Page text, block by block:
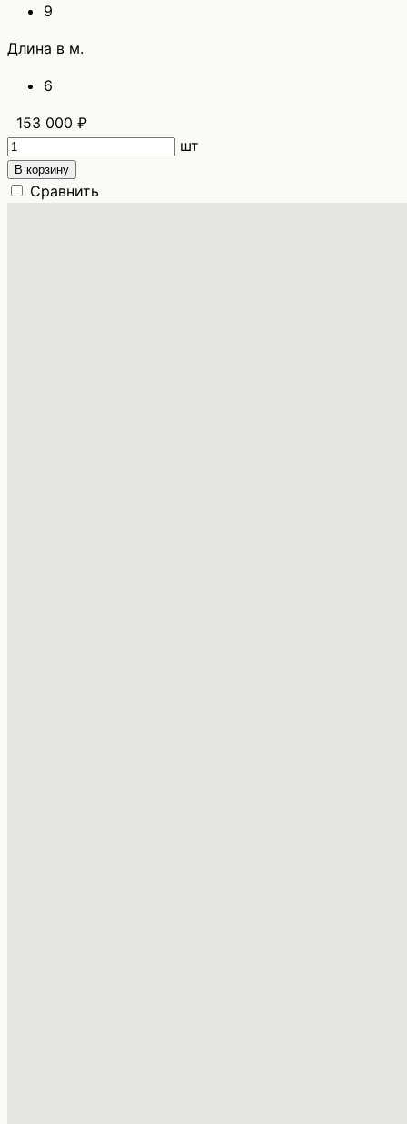
9
Длина в м.
6
153 000 ₽
шт
В корзину
Сравнить